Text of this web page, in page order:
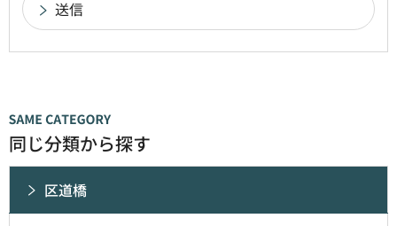
同じ分類から探す
区道橋